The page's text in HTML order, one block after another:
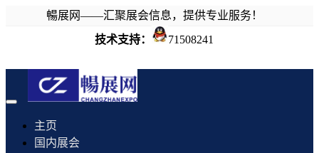
暢展网——汇聚展会信息，提供专业服务！
技术支持：
71508241
Toggle
navigation
主页
国内展会